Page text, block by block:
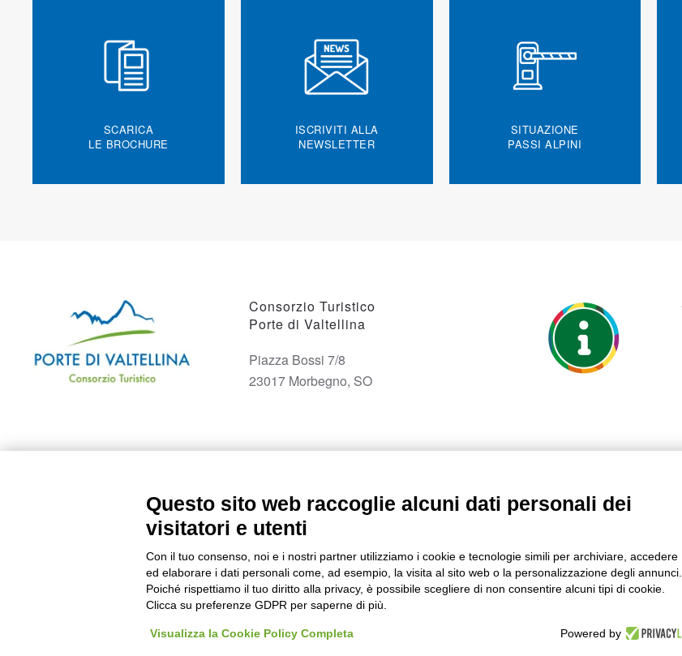
SCARICA
LE BROCHURE
ISCRIVITI ALLA
NEWSLETTER
SITUAZIONE
PASSI ALPINI
Consorzio Turistico
Porte di Valtellina
Piazza Bossi 7/8
23017 Morbegno, SO
Questo sito web raccoglie alcuni dati personali dei
visitatori e utenti
Con il tuo consenso, noi e i nostri partner utilizziamo i cookie e tecnologie simili per archiviare, accedere
ed elaborare i dati personali come, ad esempio, la visita al sito web o la personalizzazione degli annunci.
Poiché rispettiamo il tuo diritto alla privacy, è possibile scegliere di non consentire alcuni tipi di cookie.
Clicca su preferenze GDPR per saperne di più.
Visualizza la Cookie Policy Completa Powered by